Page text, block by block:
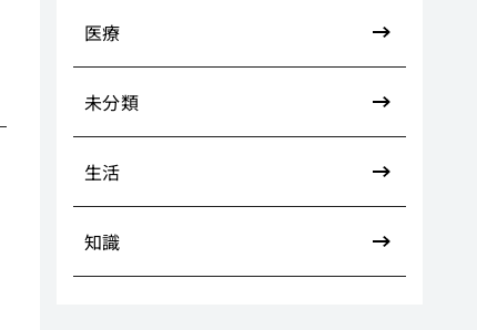
医療
未分類
生活
知識